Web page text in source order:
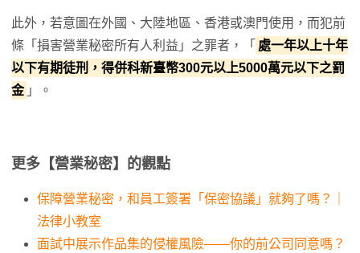
此外，若意圖在外國、大陸地區、香港或澳門使用，而犯前
條「損害營業秘密所有人利益」之罪者，「 處一年以上十年
以下有期徒刑，得併科新臺幣300元以上5000萬元以下之罰
金 」。
更多【營業秘密】的觀點
保障營業秘密，和員工簽署「保密協議」就夠了嗎？｜
法律小教室
面試中展示作品集的侵權風險——你的前公司同意嗎？